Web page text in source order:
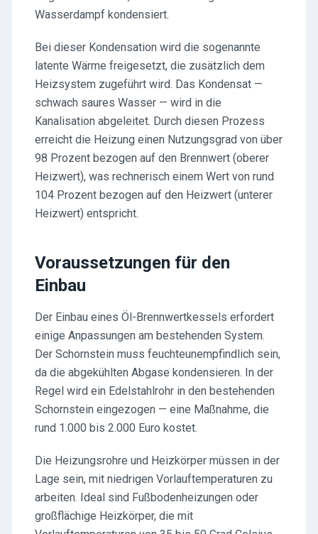
Wasserdampf kondensiert.
Bei dieser Kondensation wird die sogenannte
latente Wärme freigesetzt, die zusätzlich dem
Heizsystem zugeführt wird. Das Kondensat —
schwach saures Wasser — wird in die
Kanalisation abgeleitet. Durch diesen Prozess
erreicht die Heizung einen Nutzungsgrad von über
98 Prozent bezogen auf den Brennwert (oberer
Heizwert), was rechnerisch einem Wert von rund
104 Prozent bezogen auf den Heizwert (unterer
Heizwert) entspricht.
Voraussetzungen für den
Einbau
Der Einbau eines Öl-Brennwertkessels erfordert
einige Anpassungen am bestehenden System.
Der Schornstein muss feuchteunempfindlich sein,
da die abgekühlten Abgase kondensieren. In der
Regel wird ein Edelstahlrohr in den bestehenden
Schornstein eingezogen — eine Maßnahme, die
rund 1.000 bis 2.000 Euro kostet.
Die Heizungsrohre und Heizkörper müssen in der
Lage sein, mit niedrigen Vorlauftemperaturen zu
arbeiten. Ideal sind Fußbodenheizungen oder
großflächige Heizkörper, die mit